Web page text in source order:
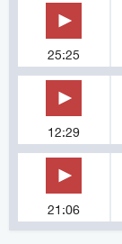
25:25
12:29
21:06